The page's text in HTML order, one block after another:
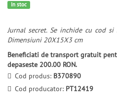
In stoc
Jurnal secret. Se inchide cu cod
Dimensiuni 20X15X3 cm
Beneficiati de transport gratuit
depaseste 200.00 RON.
Cod produs: B370890
Cod producator: PT12419